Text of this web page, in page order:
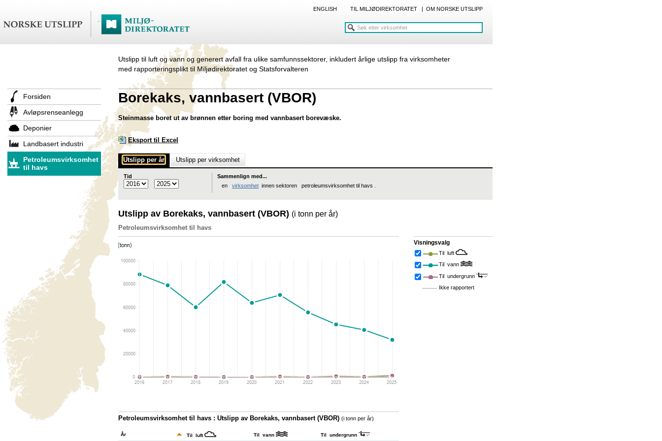
ENGLISH TIL MILJØDIREKTORATET | OM NORSKE UTSLIPP
Utslipp til luft og vann og generert avfall fra ulike samfunnssektorer, inkludert årlige utslipp fra virksomheter
med rapporteringsplikt til Miljødirektoratet og Statsforvalteren
Forsiden
Avløpsrenseanlegg
Deponier
Landbasert industri
Petroleumsvirksomhet
til havs
Borekaks, vannbasert (VBOR)
Steinmasse boret ut av brønnen etter boring med vannbasert borevæske.
Eksport til Excel
Utslipp per år Utslipp per virksomhet
Tid
Sammenlign med...
en virksomhet innen sektoren petroleumsvirksomhet til havs .
Utslipp av Borekaks, vannbasert (VBOR) (i tonn per år)
Petroleumsvirksomhet til havs
Petroleumsvirksomhet til havs : Utslipp av Borekaks, vannbasert (VBOR) (i tonn per år)
År Til luft Til vann Til undergrunn
Visningsvalg
Til luft
Til vann
Til undergrunn
Ikke rapportert